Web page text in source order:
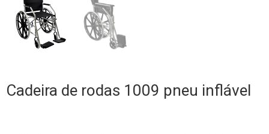
Cadeira de rodas 1009 pneu inflável